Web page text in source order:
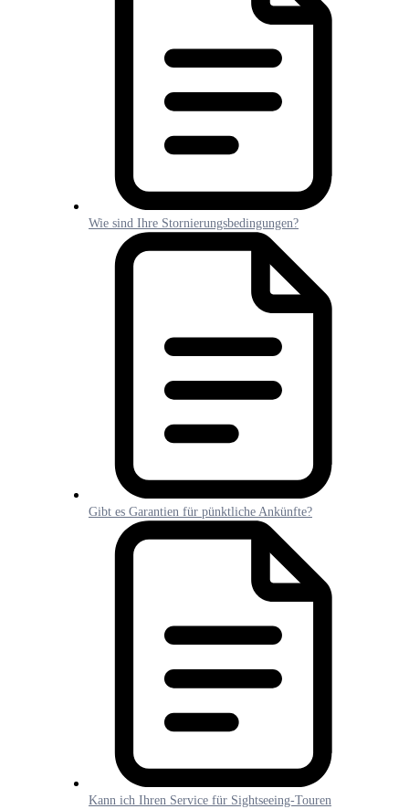
Wie sind Ihre Stornierungsbedingungen?
Gibt es Garantien für pünktliche Ankünfte?
Kann ich Ihren Service für Sightseeing-Touren